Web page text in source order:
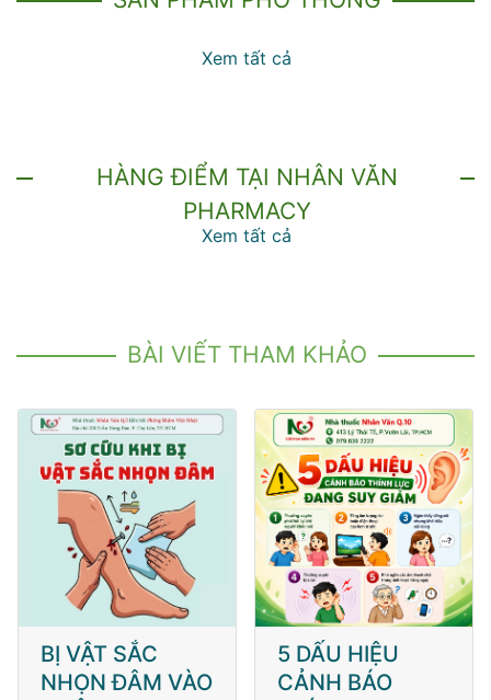
Xem tất cả
HÀNG ĐIỂM TẠI NHÂN VĂN
PHARMACY
Xem tất cả
BÀI VIẾT THAM KHẢO
BỊ VẬT SẮC
NHỌN ĐÂM VÀO
5 DẤU HIỆU
CẢNH BÁO